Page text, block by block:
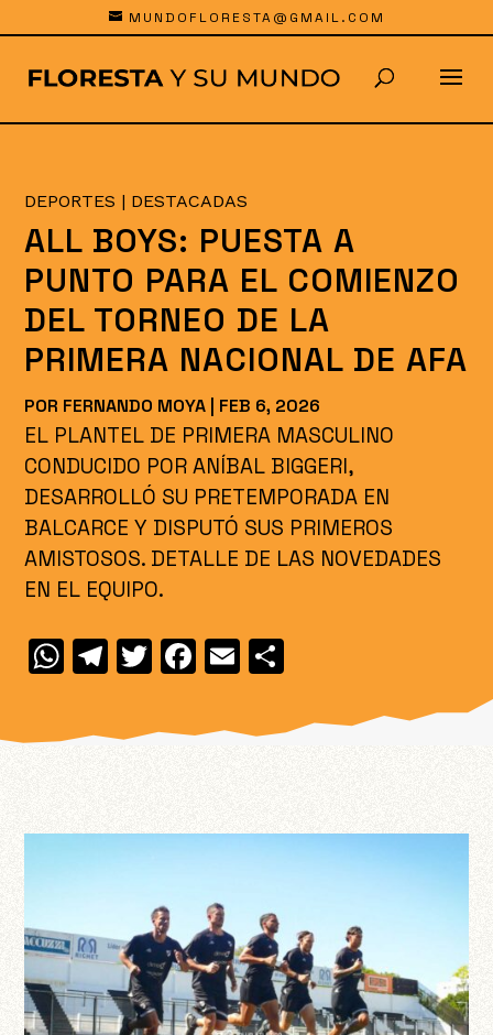
MUNDOFLORESTA@GMAIL.COM
DEPORTES | DESTACADAS
ALL BOYS: PUESTA A
PUNTO PARA EL COMIENZO
DEL TORNEO DE LA
PRIMERA NACIONAL DE AFA
POR FERNANDO MOYA FEB 6, 2026
EL PLANTEL DE PRIMERA MASCULINO
CONDUCIDO POR ANÍBAL BIGGERI,
DESARROLLÓ SU PRETEMPORADA EN
BALCARCE Y DISPUTÓ SUS PRIMEROS
AMISTOSOS. DETALLE DE LAS NOVEDADES
EN EL EQUIPO.
W
at
p
p
T
e
m
T
itt
F
c
o
k
E
ai m
ti
r